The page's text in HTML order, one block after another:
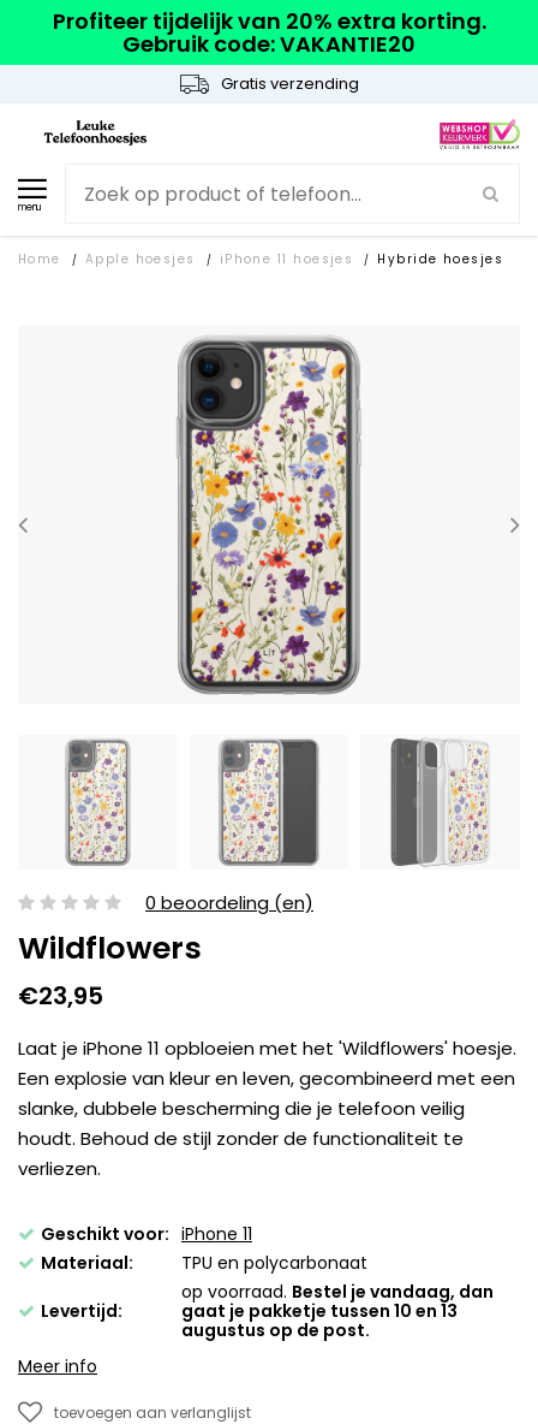
Profiteer tijdelijk van 20% extra korting.
Gebruik code: VAKANTIE20
Gratis verzending
menu
Home / Apple hoesjes / iPhone 11 hoesjes / Hybride hoesjes
0 beoordeling (en)
Wildflowers
€23,95
Laat je iPhone 11 opbloeien met het 'Wildflowers' hoesje.
Een explosie van kleur en leven, gecombineerd met een
slanke, dubbele bescherming die je telefoon veilig
houdt. Behoud de stijl zonder de functionaliteit te
verliezen.
Geschikt voor: iPhone 11
Materiaal:
TPU en polycarbonaat
Levertijd:
op voorraad. Bestel je vandaag, dan
gaat je pakketje tussen 10 en 13
augustus op de post.
Meer info
toevoegen aan verlanglijst